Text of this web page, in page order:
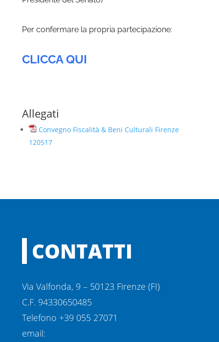
Per confermare la propria partecipazione:
CLICCA QUI
Allegati
Convegno Fiscalità & Beni Culturali Firenze
120517
CONTATTI
Via Valfonda, 9 – 50123 Firenze (FI)
C.F. 94330650485
Telefono +39 055 27071
email: